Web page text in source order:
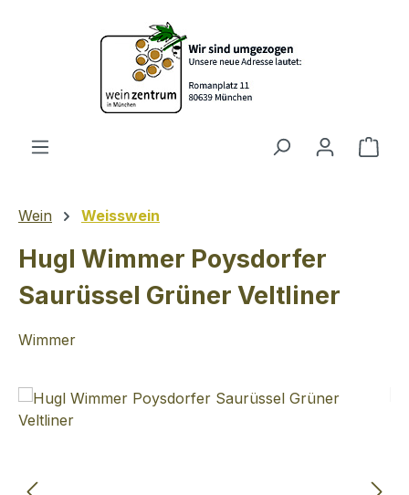
Zum Hauptinhalt springen
Wein Weisswein
Hugl Wimmer Poysdorfer
Saurüssel Grüner Veltliner
Wimmer
Bildergalerie überspringen